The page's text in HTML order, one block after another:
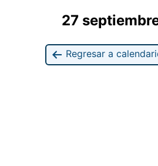
27
Regresar a